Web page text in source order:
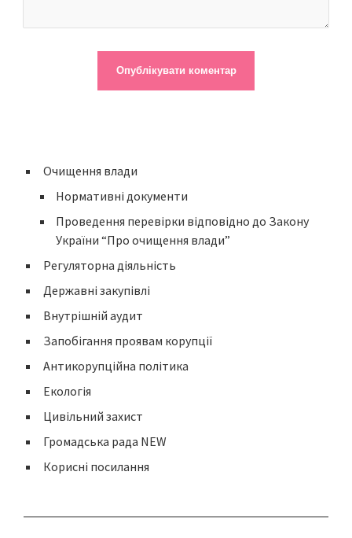
Очищення влади
Нормативні документи
Проведення перевірки відповідно до Закону
України “Про очищення влади”
Регуляторна діяльність
Державні закупівлі
Внутрішній аудит
Запобігання проявам корупції
Антикорупційна політика
Екологія
Цивільний захист
Громадська рада NEW
Корисні посилання